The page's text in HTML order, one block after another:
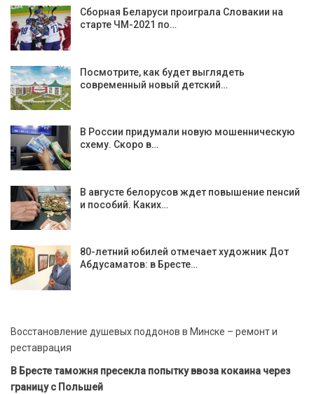
Сборная Беларуси проиграла Словакии на
старте ЧМ-2021 по…
Посмотрите, как будет выглядеть
современный новый детский…
В России придумали новую мошенническую
схему. Скоро в…
В августе белорусов ждет повышение пенсий
и пособий. Каких…
80-летний юбилей отмечает художник Дот
Абдусаматов: в Бресте…
Восстановление душевых поддонов в Минске – ремонт и
реставрация
В Бресте таможня пресекла попытку ввоза кокаина через
границу с Польшей